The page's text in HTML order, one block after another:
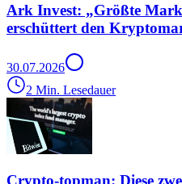
Ark Invest: „Größte
erschüttert den
30.07.2026
2 Min. Lesedauer
Crypto-topman: Diese